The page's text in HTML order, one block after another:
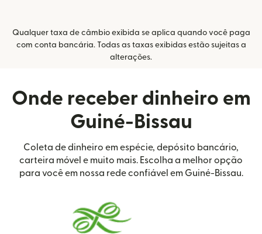
Qualquer taxa de câmbio exibida se aplica quando você paga
com conta bancária. Todas as taxas exibidas estão sujeitas a
alterações.
Onde receber dinheiro em
Guiné-Bissau
Coleta de dinheiro em espécie, depósito bancário,
carteira móvel e muito mais. Escolha a melhor opção
para você em nossa rede confiável em Guiné-Bissau.